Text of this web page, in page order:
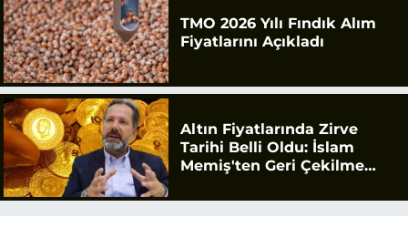
TMO 2026 Yılı Fındık Alım
Fiyatlarını Açıkladı
Altın Fiyatlarında Zirve
Tarihi Belli Oldu: İslam
Memiş'ten Geri Çekilme